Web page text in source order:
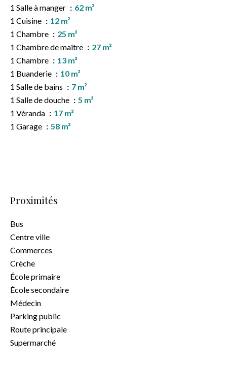
1 Salle à manger
62 m²
1 Cuisine
12 m²
1 Chambre
25 m²
1 Chambre de maître
27 m²
1 Chambre
13 m²
1 Buanderie
10 m²
1 Salle de bains
7 m²
1 Salle de douche
5 m²
1 Véranda
17 m²
1 Garage
58 m²
Proximités
Bus
Centre ville
Commerces
Crèche
École primaire
École secondaire
Médecin
Parking public
Route principale
Supermarché